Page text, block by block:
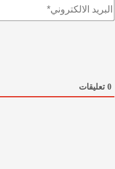
0 تعليقات